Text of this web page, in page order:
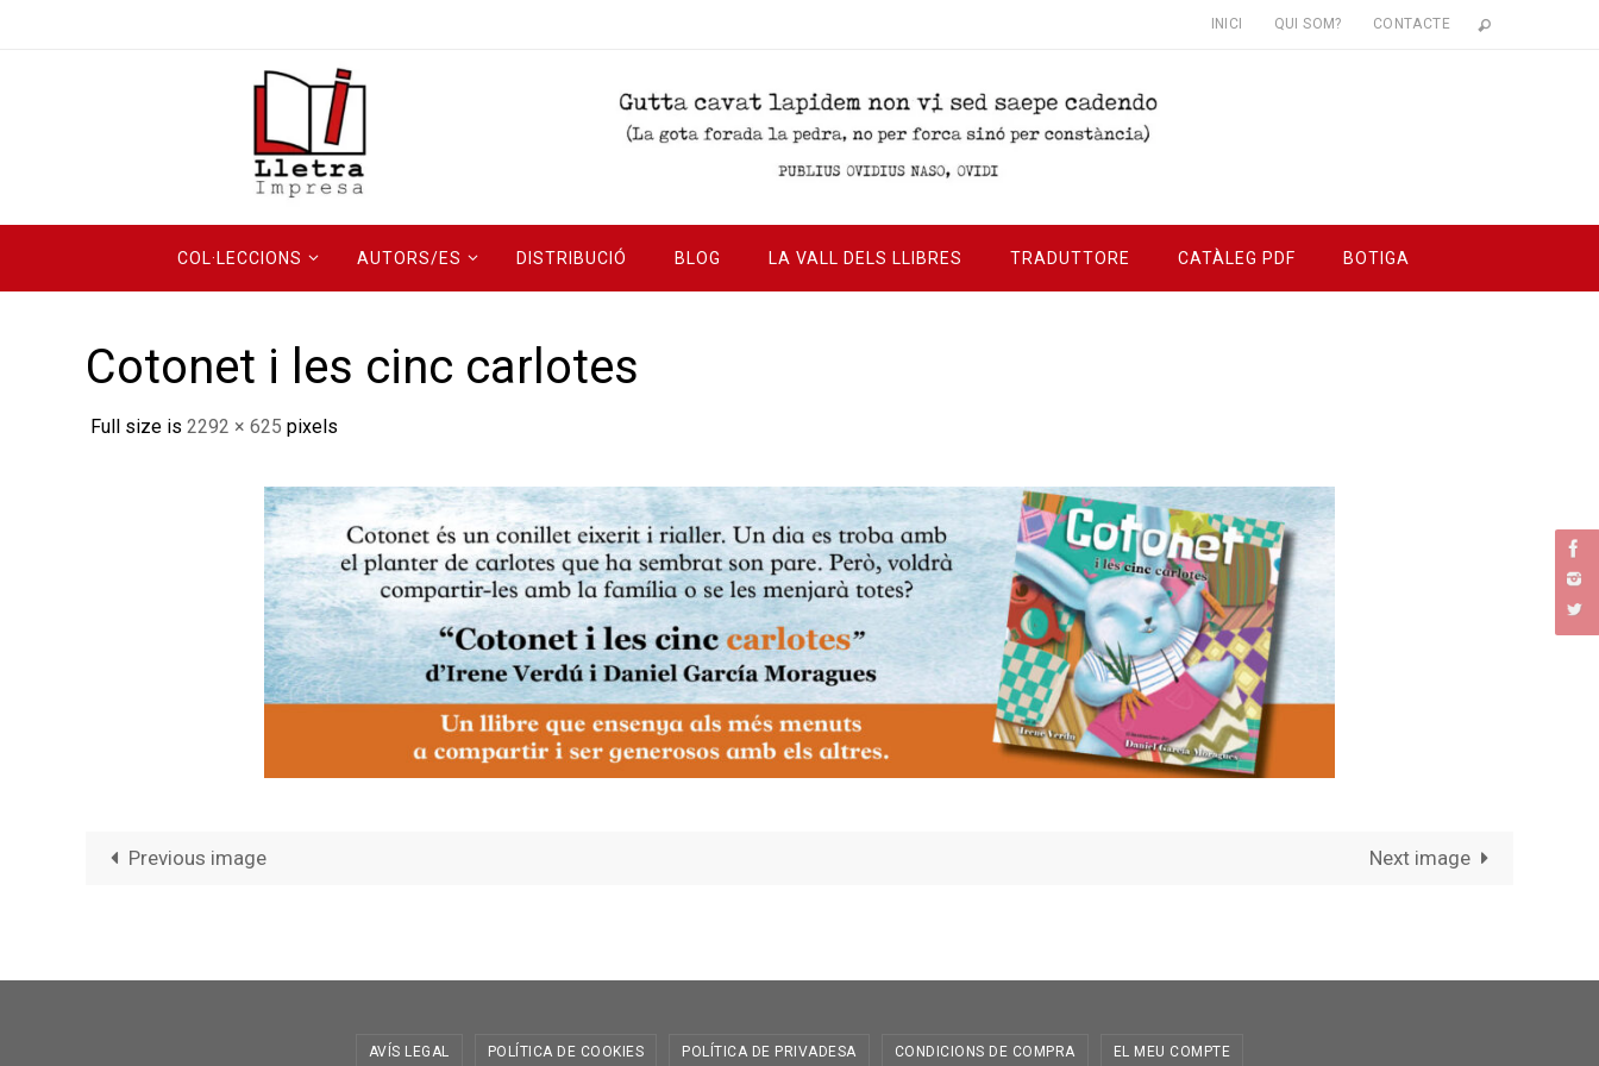
INICI QUI SOM? CONTACTE
COL·LECCIONS AUTORS/ES DISTRIBUCIÓ BLOG LA VALL DELS LLIBRES TRADUTTORE CATÀLEG PDF BOTIGA
Cotonet i les cinc carlotes
Full size is 2292 × 625 pixels
Previous image Next image
AVÍS LEGAL POLÍTICA DE COOKIES POLÍTICA DE PRIVADESA CONDICIONS DE COMPRA EL MEU COMPTE